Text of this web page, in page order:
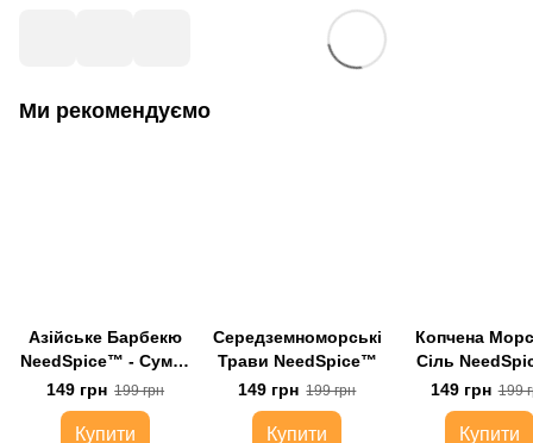
Ми рекомендуємо
Азійське Барбекю
NeedSpice™ - Суміш
Копчених Спецій
149 грн 199 грн
Купити
Середземноморські
Трави NeedSpice™
149 грн 199 грн
Купити
Копчена
Сіль
149 грн 199
Купити